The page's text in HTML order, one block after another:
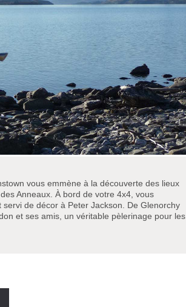
vous emmène à la découverte des lieux
Anneaux. À bord de votre 4x4, vous
de décor à Peter Jackson. De Glenorchy
et ses amis, un véritable pèlerinage pour les